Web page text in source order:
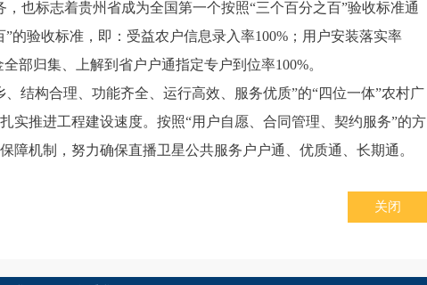
也标志着贵州省成为全国第一个按照“三个百分之百”验收标准通
的验收标准，即：受益农户信息录入率100%；用户安装落实率
部归集、上解到省户户通指定专户到位率100%。
结构合理、功能齐全、运行高效、服务优质”的“四位一体”农村广
实推进工程建设速度。按照“用户自愿、合同管理、契约服务”的方
障机制，努力确保直播卫星公共服务户户通、优质通、长期通。
关闭